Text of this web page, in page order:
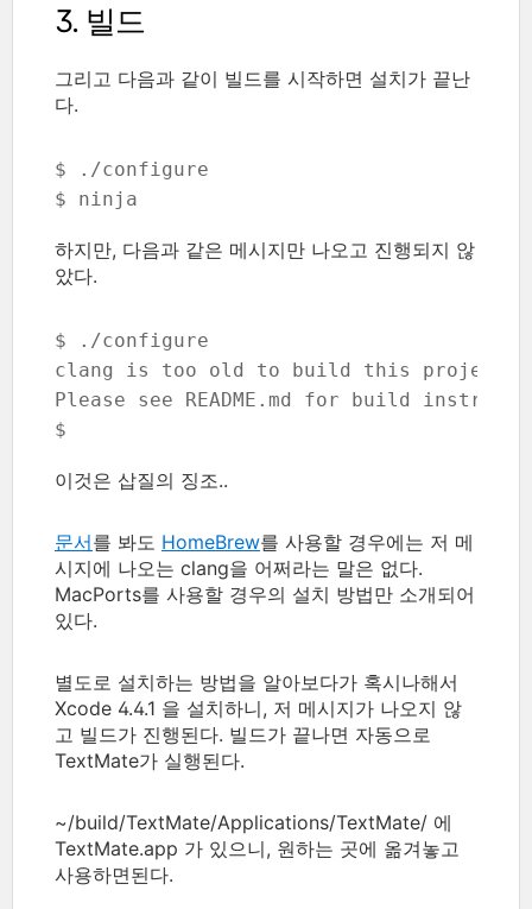
3. 빌드
그리고 다음과 같이 빌드를 시작하면 설치가 끝난
다.
$ ./configure
$ ninja
하지만, 다음과 같은 메시지만 나오고 진행되지 않
았다.
$ ./configure
clang is too old to build this project.
Please see README.md for build
$
이것은 삽질의 징조..
문서를 봐도 HomeBrew를 사용할 경우에는 저 메
시지에 나오는 clang을 어쩌라는 말은 없다.
MacPorts를 사용할 경우의 설치 방법만 소개되어
있다.
별도로 설치하는 방법을 알아보다가 혹시나해서
Xcode 4.4.1 을 설치하니, 저 메시지가 나오지 않
고 빌드가 진행된다. 빌드가 끝나면 자동으로
TextMate가 실행된다.
~/build/TextMate/Applications/TextMate/ 에
TextMate.app 가 있으니, 원하는 곳에 옮겨놓고
사용하면된다.